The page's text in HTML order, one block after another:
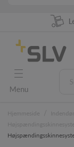
Menu